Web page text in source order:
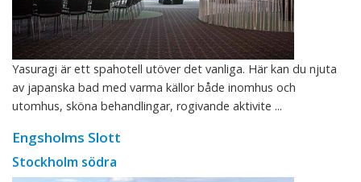
Yasuragi är ett spahotell utöver det vanliga. Här kan du njuta
av japanska bad med varma källor både inomhus och
utomhus, sköna behandlingar, rogivande aktivite ...
Engsholms Slott
Stockholm södra